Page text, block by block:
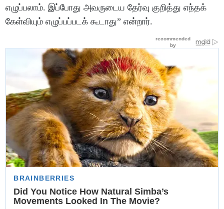
எழுப்பலாம். இப்போது அவருடைய தேர்வு குறித்து எந்தக்
கேள்வியும் எழுப்பப்படக் கூடாது” என்றார்.